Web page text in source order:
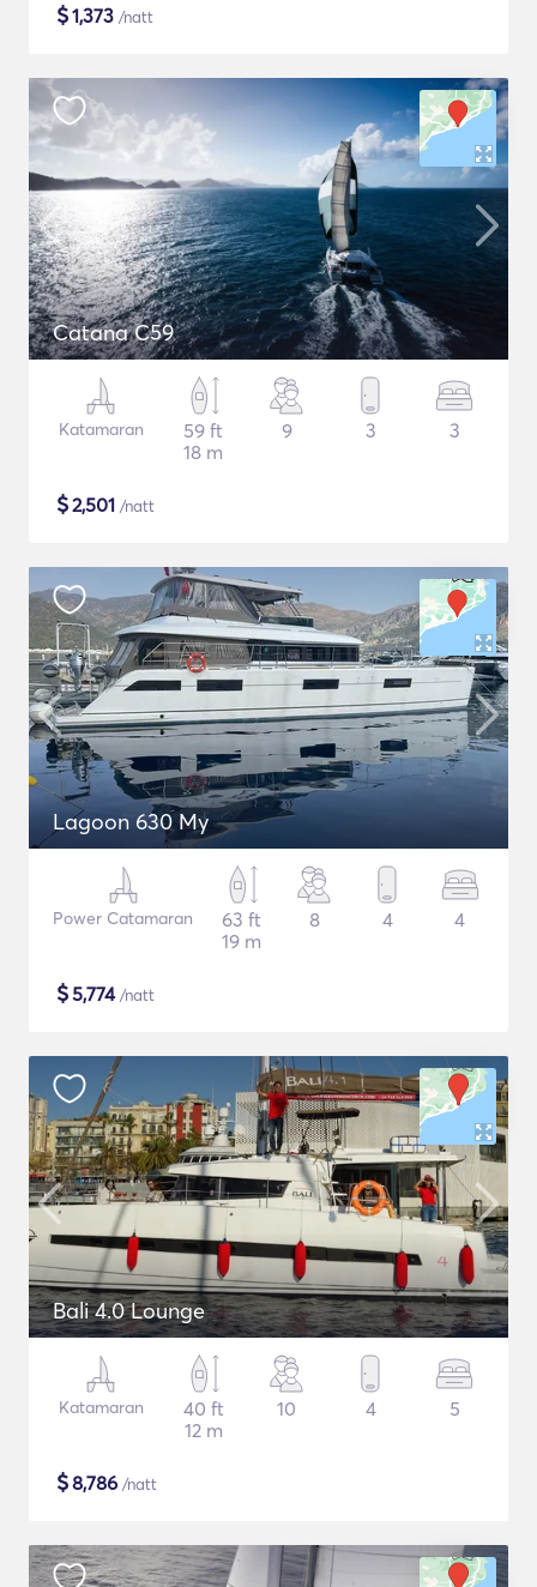
$1,373 /natt
Catana C59
Katamaran
59 ft
18 m
9 3 3
$2,501 /natt
Lagoon 630 My
Power Catamaran
63 ft
19 m
8 4 4
$5,774/natt
Bali 4.0 Lounge
Katamaran
40 ft
12 m
10 4 5
$8,786 /natt